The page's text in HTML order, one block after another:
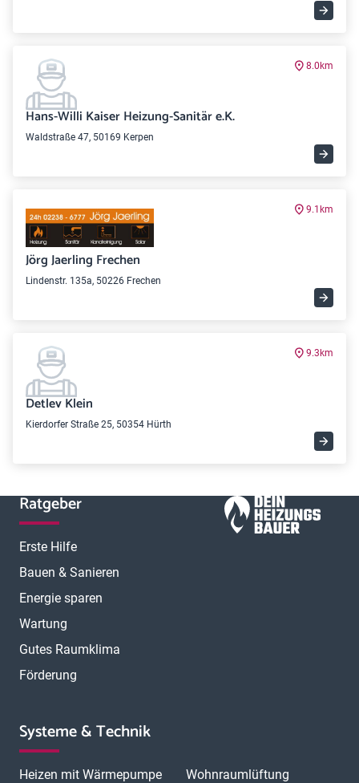
8.0km
Hans-Willi Kaiser Heizung-Sanitär e.K.
Waldstraße 47, 50169 Kerpen
9.1km
Jörg Jaerling Frechen
Lindenstr. 135a, 50226 Frechen
9.3km
Detlev Klein
Kierdorfer Straße 25, 50354 Hürth
Ratgeber
Erste Hilfe
Bauen & Sanieren
Energie sparen
Wartung
Gutes Raumklima
Förderung
Systeme & Technik
Heizen mit Wärmepumpe
Wohnraumlüftung